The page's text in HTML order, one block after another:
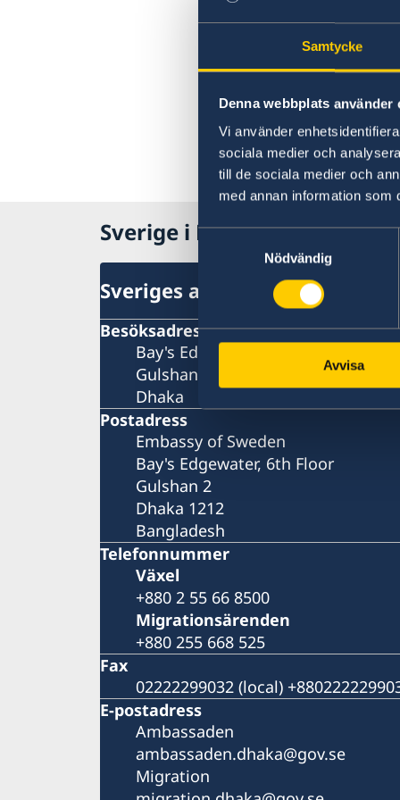
Samtycke
Denna webbplats använder
Vi använder
sociala medier och
till de sociala medier och
med annan information som
Samtyckesval
Nödvändig
Avvisa
Sverige i Bangladesh
Sveriges ambassad
Besöksadress
Bay's Edgewater, 6th Floor
Gulshan 2
Dhaka
Postadress
Embassy of Sweden
Bay's Edgewater, 6th Floor
Gulshan 2
Dhaka 1212
Bangladesh
Telefonnummer
Växel
+880 2 55 66 8500
Migrationsärenden
+880 255 668 525
Fax
02222299032 (local)
E-postadress
Ambassaden
ambassaden.dhaka@gov.se
Migration